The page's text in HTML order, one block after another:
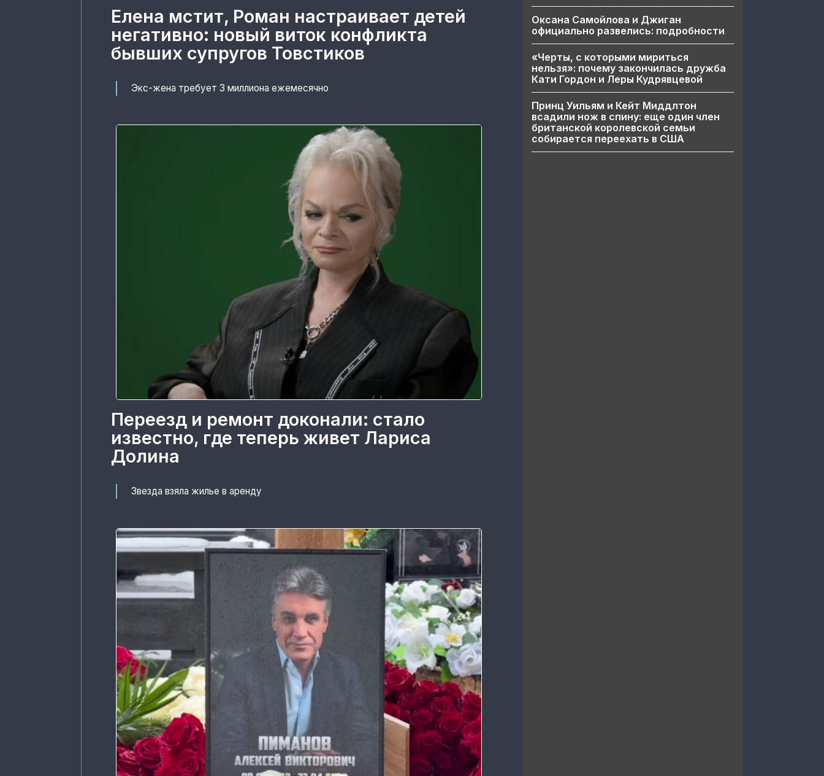
Елена мстит, Роман настраивает детей
негативно: новый виток конфликта
бывших супругов Товстиков
Экс-жена требует 3 миллиона ежемесячно
Переезд и ремонт доконали: стало
известно, где теперь живет Лариса
Долина
Звезда взяла жилье в аренду
Оксана Самойлова и Джиган
официально развелись: подробности
«Черты, с которыми мириться
нельзя»: почему закончилась дружба
Кати Гордон и Леры Кудрявцевой
Принц Уильям и Кейт Миддлтон
всадили нож в спину: еще один член
британской королевской семьи
собирается переехать в США